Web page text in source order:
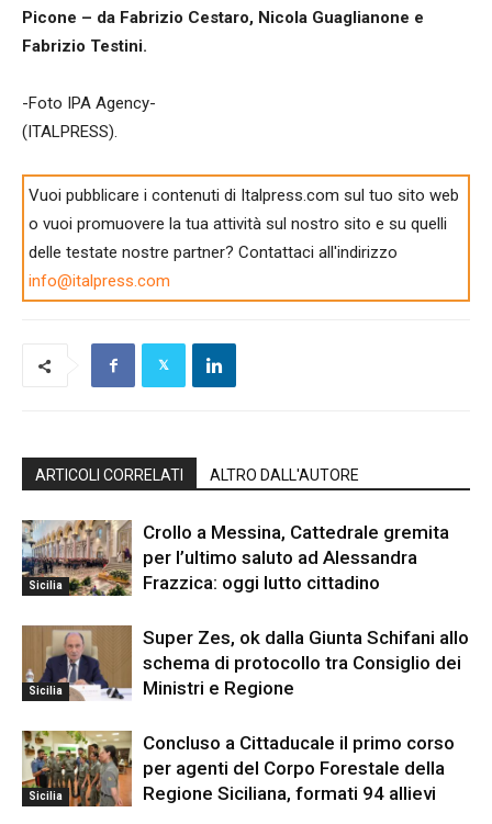
Picone – da Fabrizio Cestaro, Nicola Guaglianone e
Fabrizio Testini.
-Foto IPA Agency-
(ITALPRESS).
Vuoi pubblicare i contenuti di Italpress.com sul tuo sito web
o vuoi promuovere la tua attività sul nostro sito e su quelli
delle testate nostre partner? Contattaci all'indirizzo
info@italpress.com
ARTICOLI CORRELATI ALTRO DALL'AUTORE
Sicilia
Crollo a Messina, Cattedrale gremita
per l’ultimo saluto ad Alessandra
Frazzica: oggi lutto cittadino
Sicilia
Super Zes, ok dalla Giunta Schifani allo
schema di protocollo tra Consiglio dei
Ministri e Regione
Sicilia
Concluso a Cittaducale il primo corso
per agenti del Corpo Forestale della
Regione Siciliana, formati 94 allievi